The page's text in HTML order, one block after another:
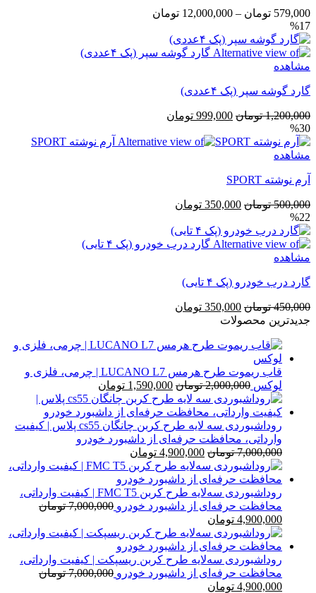
579,000 تومان –
12,000,000 تومان
تا
%17
مشاهده
گارد گوشه سپر (پک ۴عددی)
1,200,000 تومان قیمت
1,200,000 تومان
999,000 تومان
999,000 تومان
%30
مشاهده
آرم نوشته SPORT
500,000 تومان قیمت
500,000 تومان
بود.
350,000 تومان
است.
%22
مشاهده
گارد درب خودرو (پک ۴ تایی)
450,000 تومان قیمت
اصلی
بود.
350,000 تومان
است.
جدیدترین محصولات
قاب ریموت طرح هرمس LUCANO L7 | چرمی، فلزی و
لوکس 2,000,000 تومان قیمت
اصلی
2,000,000 تومان
بود.
1,590,000 تومان
فعلی
1,590,000 تومان
است.روداشبوردی سه‌ لایه طرح کربن چانگان cs55 پلاس | کیفیت
وارداتی، محافظت حرفه‌ای از داشبورد خودرو
7,000,000 تومان قیمت
اصلی
7,000,000 تومان
بود.
4,900,000 تومان
فعلی
است.
روداشبوردی سه‌لایه طرح کربن FMC T5 | کیفیت وارداتی،
محافظت حرفه‌ای از داشبورد خودرو 7,000,000 تومان
قیمت
اصلی
7,000,000 تومان
بود.
4,900,000 تومان
فعلی
4,900,000 تومان
است.
روداشبوردی سه‌لایه طرح کربن ریسپکت | کیفیت وارداتی،
محافظت حرفه‌ای از داشبورد خودرو 7,000,000 تومان
قیمت
4,900,000 تومان